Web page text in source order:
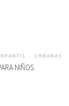
/ URBANAS
NIÑOS